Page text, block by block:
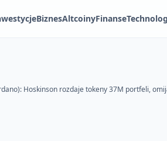
BiznesAltcoinyFinanse
Hoskinson rozdaje tokeny 37M portfeli,